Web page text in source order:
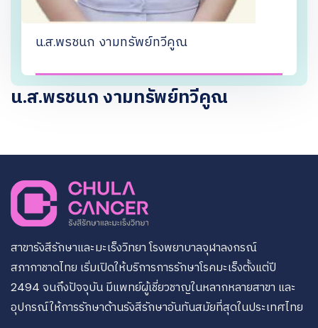
น.ส.พรชนก งามทรัพย์ทวีคูณ
น.ส.พรชนก งามทรัพย์ทวีคูณ
สาขารังสีรักษาและมะเร็งวิทยา โรงพยาบาลจุฬาลงกรณ์
สภากาชาดไทย เริ่มเปิดให้บริการการรักษาโรคมะเร็งตั้งแต่ปี
2494 จนถึงปัจจุบัน มีแพทย์ผู้เชี่ยวชาญในหลากหลายสาขา และ
อุปกรณ์ให้การรักษาด้านรังสีรักษาอันทันสมัยที่สุดในประเทศไทย